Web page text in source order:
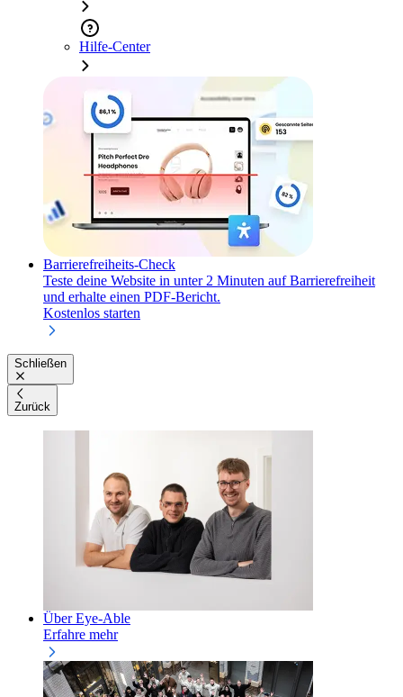
Hilfe-Center
Barrierefreiheits-Check
Teste deine Website in unter 2 Minuten auf Barrierefreiheit
und erhalte einen PDF-Bericht.
Kostenlos starten
Schließen
Zurück
Über Eye-Able
Erfahre mehr